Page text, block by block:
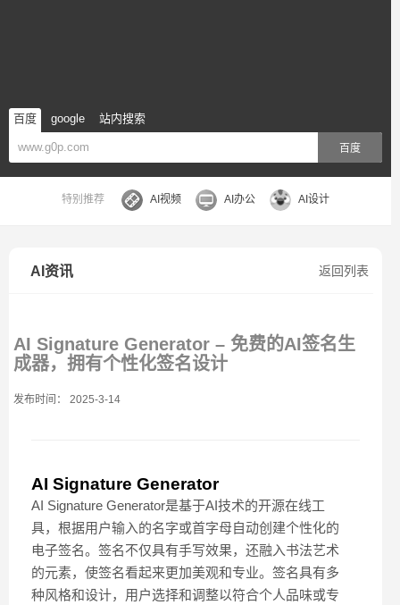
百度 google 站内搜索
百度
特别推荐 AI视频 AI办公 AI设计
返回列表
AI资讯
AI Signature Generator – 免费的AI签名生
成器，拥有个性化签名设计
发布时间： 2025-3-14
AI Signature Generator
AI Signature Generator是基于AI技术的开源在线工
具，根据用户输入的名字或首字母自动创建个性化的
电子签名。签名不仅具有手写效果，还融入书法艺术
的元素，使签名看起来更加美观和专业。签名具有多
种风格和设计，用户选择和调整以符合个人品味或专